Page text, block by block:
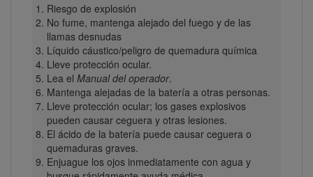
Riesgo de explosión
No fume, mantenga alejado del fuego y de las
llamas desnudas
Líquido cáustico/peligro de quemadura química
Lleve protección ocular.
Lea el Manual del operador.
Mantenga alejadas de la batería a otras personas.
Lleve protección ocular; los gases explosivos
pueden causar ceguera y otras lesiones.
El ácido de la batería puede causar ceguera o
quemaduras graves.
Enjuague los ojos inmediatamente con agua y